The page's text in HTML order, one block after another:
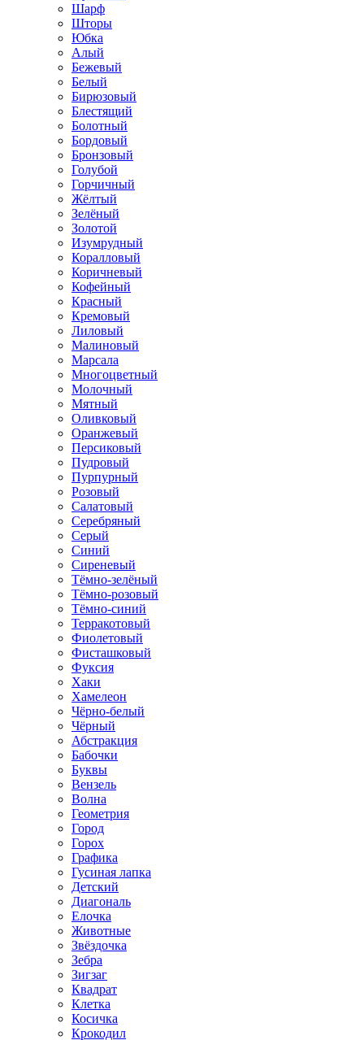
Шарф
Шторы
Юбка
Алый
Бежевый
Белый
Бирюзовый
Блестящий
Болотный
Бордовый
Бронзовый
Голубой
Горчичный
Жёлтый
Зелёный
Золотой
Изумрудный
Коралловый
Коричневый
Кофейный
Красный
Кремовый
Лиловый
Малиновый
Марсала
Многоцветный
Молочный
Мятный
Оливковый
Оранжевый
Персиковый
Пудровый
Пурпурный
Розовый
Салатовый
Серебряный
Серый
Синий
Сиреневый
Тёмно-зелёный
Тёмно-розовый
Тёмно-синий
Терракотовый
Фиолетовый
Фисташковый
Фуксия
Хаки
Хамелеон
Чёрно-белый
Чёрный
Абстракция
Бабочки
Буквы
Вензель
Волна
Геометрия
Город
Горох
Графика
Гусиная лапка
Детский
Диагональ
Елочка
Животные
Звёздочка
Зебра
Зигзаг
Квадрат
Клетка
Косичка
Крокодил